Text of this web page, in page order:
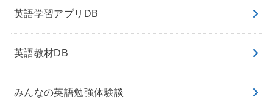
英語学習アプリDB
英語教材DB
みんなの英語勉強体験談